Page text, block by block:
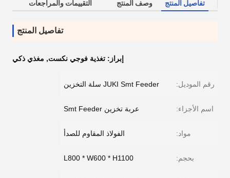
تفاصيل المنتج وصف المنتج التقييمات والمراجعات
تفاصيل المنتج
إبراز: تغذية فوجي نكست, مغذي ذكي
رقم الموديل: JUKI Smt Feeder سلة التخزين
اسم الأجزاء: عربة تخزين Smt Feeder
مواد: الفولاذ المقاوم للصدأ
بحجم: L800 * W600 * H1100